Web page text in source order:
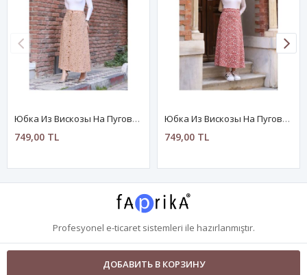
ДОБАВИТЬ В КОРЗИНУ
Юбка Из Вискозы На Пуговицах
749,00 TL
Юбка Из Вискозы На Пуговицах
749,00 TL
Profesyonel e-ticaretsistemleri ile hazırlanmıştır.